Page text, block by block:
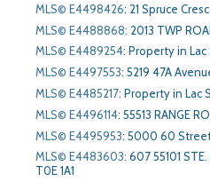
MLS© E4498426: 21 Spruce
MLS© E4488868: 2013 TWP
MLS© E4489254: Property in
MLS© E4497553: 5219 47A
MLS© E4485217: Property in Lac
MLS© E4496114: 55513 RANGE
MLS© E4495953: 5000 60
MLS© E4483603: 607 55101
T0E 1A1